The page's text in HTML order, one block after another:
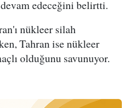
edeceğini belirtti.
nükleer silah
Tahran ise nükleer
olduğunu savunuyor.